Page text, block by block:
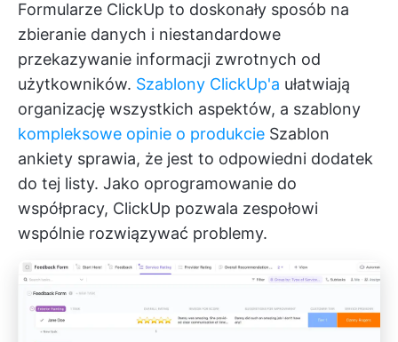
Formularze ClickUp to doskonały sposób na
zbieranie danych i niestandardowe
przekazywanie informacji zwrotnych od
użytkowników. Szablony ClickUp'a ułatwiają
organizację wszystkich aspektów, a szablony
kompleksowe opinie o produkcie Szablon
ankiety sprawia, że jest to odpowiedni dodatek
do tej listy. Jako oprogramowanie do
współpracy, ClickUp pozwala zespołowi
wspólnie rozwiązywać problemy.